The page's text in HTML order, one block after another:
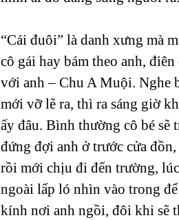
“Cái đuôi” là danh xưng mà
cô gái hay bám theo anh,
với anh – Chu A Muội. Nghe
mới vỡ lẽ ra, thì ra sáng giờ
ấy đâu. Bình thường cô bé sẽ
đứng đợi anh ở trước cửa
rồi mới chịu đi đến trường,
ngoài lấp ló nhìn vào trong
kính nơi anh ngồi, đôi khi sẽ